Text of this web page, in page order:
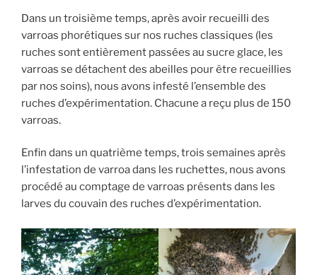
Dans un troisième temps, après avoir recueilli des
varroas phorétiques sur nos ruches classiques (les
ruches sont entièrement passées au sucre glace, les
varroas se détachent des abeilles pour être recueillies
par nos soins), nous avons infesté l’ensemble des
ruches d’expérimentation. Chacune a reçu plus de 150
varroas.
Enfin dans un quatrième temps, trois semaines après
l’infestation de varroa dans les ruchettes, nous avons
procédé au comptage de varroas présents dans les
larves du couvain des ruches d’expérimentation.